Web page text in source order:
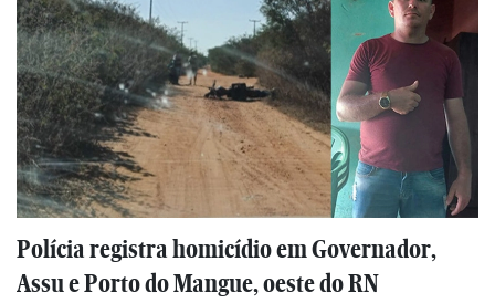
Polícia registra homicídio em Governador,
Assu e Porto do Mangue, oeste do RN